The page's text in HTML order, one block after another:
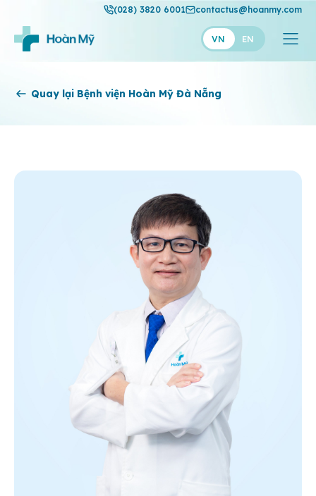
(028) 3820 6001 contactus@hoanmy.com
VN EN
Hoàn Mỹ
Thuận Mỹ
Quay lại Bệnh viện Hoàn Mỹ Đà Nẵng